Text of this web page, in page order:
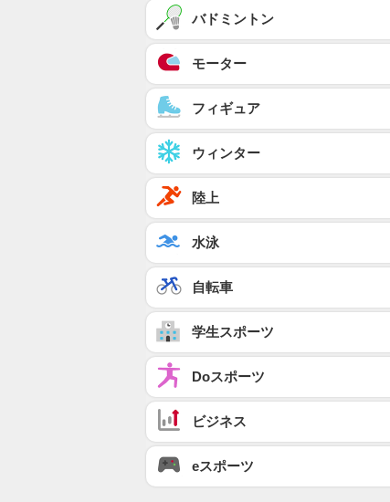
バドミントン
モーター
フィギュア
ウィンター
陸上
水泳
自転車
学生スポーツ
Doスポーツ
ビジネス
eスポーツ